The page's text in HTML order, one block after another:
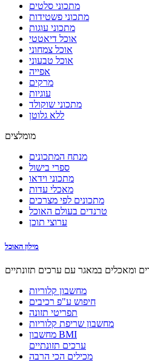
מתכוני סלטים
מתכוני פשטידות
מתכוני עוגות
אוכל דיאטטי
אוכל צמחוני
אוכל טבעוני
אפייה
מרקים
עוגיות
מתכוני שוקולד
ללא גלוטן
מומלצים
מנתח המתכונים
ספרי בישול
מתכוני וידאו
מאכלי עדות
מתכונים לפי מצרכים
טרנדים בעולם האוכל
ערוצי תוכן
מילון האוכל
מחשבון קלוריות
חיפוש ע"פ רכיבים
תפריטי תזונה
מחשבון שריפת קלוריות
מחשבון BMI
ערכים תזונתיים
מכילים הכי הרבה